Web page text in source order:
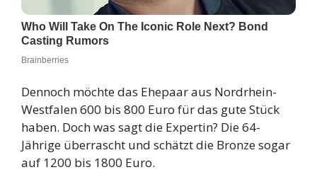
Dennoch möchte das Ehepaar aus Nordrhein-
Westfalen 600 bis 800 Euro für das gute Stück
haben. Doch was sagt die Expertin? Die 64-
Jährige überrascht und schätzt die Bronze sogar
auf 1200 bis 1800 Euro.